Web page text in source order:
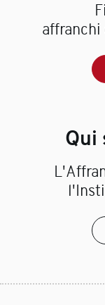
Qui